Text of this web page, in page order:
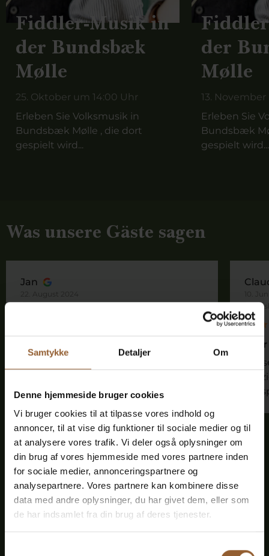
Samtykke Detaljer Om
Denne hjemmeside bruger cookies
Vi bruger cookies til at tilpasse vores indhold og
annoncer, til at vise dig funktioner til sociale medier og til
at analysere vores trafik. Vi deler også oplysninger om
din brug af vores hjemmeside med vores partnere inden
for sociale medier, annonceringspartnere og
analysepartnere. Vores partnere kan kombinere disse
data med andre oplysninger, du har givet dem, eller som
de har indsamlet fra din brug af deres tjenester.
Fiddler-Musik in
der Bundsbæk
Mølle
25. Oktober um 14:00 Uhr
Erleben Sie Volksmusik in
Bundsbæk Mølle , die dort
gespielt wird...
der
Mølle
13.
Erleben Sie
Bundsbæk
gespielt wird...
Was unsere Gäste sagen
Jan
Ein
Sparen Sie Geld - kaufen Sie
eine Treuekarte